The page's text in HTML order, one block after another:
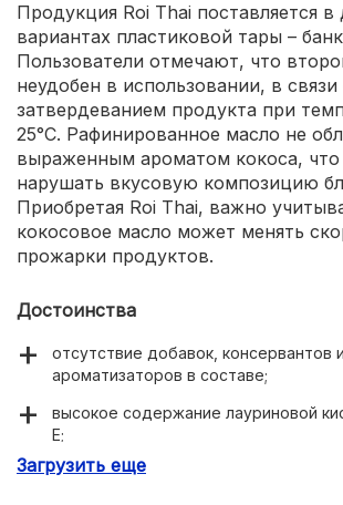
Продукция Roi Thai поставляется в
вариантах пластиковой тары –
Пользователи отмечают, что
неудобен в использовании, в связи
затвердеванием продукта при
25°C. Рафинированное масло не
выраженным ароматом кокоса, что
нарушать вкусовую композицию
Приобретая Roi Thai, важно
кокосовое масло может менять
прожарки продуктов.
Достоинства
отсутствие добавок, консервантов и
ароматизаторов в составе;
высокое содержание лауриновой
E;
нормализация работы пищеварения;
Загрузить еще